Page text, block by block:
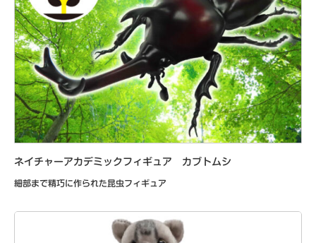
ネイチャーアカデミックフィギュア カブトムシ
細部まで精巧に作られた昆虫フィギュア